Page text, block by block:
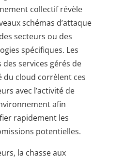
collectif révèle
schémas d’attaque
secteurs ou des
spécifiques. Les
des services gérés de
du cloud corrèlent ces
avec l’activité de
afin
rapidement les
potentielles.
la chasse aux